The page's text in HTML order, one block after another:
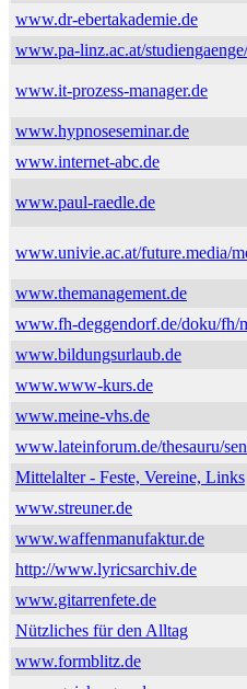
www.dr-ebertakademie.de
www.pa-linz.ac.at/
www.it-prozess-manager.de
www.hypnoseseminar.de
www.internet-abc.de
www.paul-raedle.de
www.univie.ac.at/future.media/
www.themanagement.de
www.fh-deggendorf.de/doku/fh/
www.bildungsurlaub.de
www.www-kurs.de
www.meine-vhs.de
www.lateinforum.de/thesauru/
Mittelalter - Feste, Vereine, Links
www.streuner.de
www.waffenmanufaktur.de
http://www.lyricsarchiv.de
www.gitarrenfete.de
Nützliches für den Alltag
www.formblitz.de